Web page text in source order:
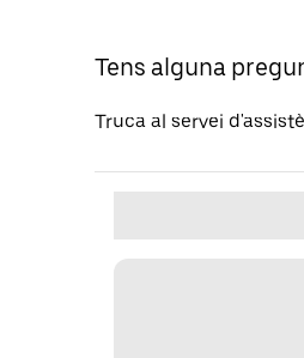
Tens alguna
Truca al servei